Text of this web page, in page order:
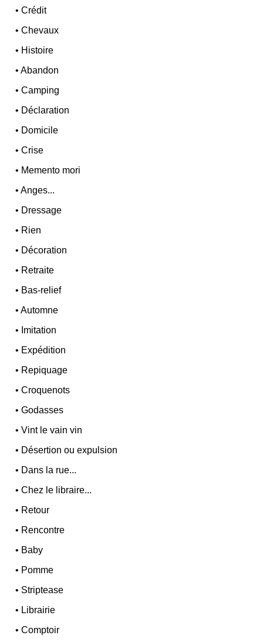
•Crédit
•Chevaux
• Histoire
•Abandon
•Camping
• Déclaration
• Domicile
•Crise
• Memento mori
•Anges...
• Dressage
• Rien
• Décoration
• Retraite
• Bas-relief
•Automne
• Imitation
• Expédition
• Repiquage
•Croquenots
•Godasses
•Vint le vain vin
• Désertion ou expulsion
• Dans la rue...
•Chez le libraire...
• Retour
• Rencontre
• Baby
• Pomme
• Striptease
• Librairie
•Comptoir